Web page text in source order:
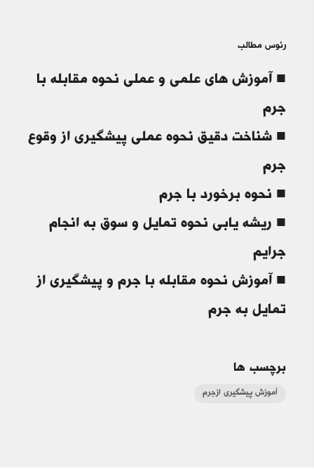
رئوس مطالب
■ آموزش های علمی و عملی نحوه مقابله با
جرم
■ شناخت دقیق نحوه عملی پیشگیری از وقوع
جرم
■ نحوه برخورد با جرم
■ ریشه یابی نحوه تمایل و سوق به انجام
جرایم
■ آموزش نحوه مقابله با جرم و پیشگیری از
تمایل به جرم
برچسب ها
آموزش پیشگیری ازجرم